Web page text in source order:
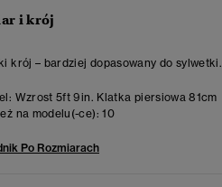
i krój
krój – bardziej dopasowany do sylwetki.
Wzrost 5ft 9in. Klatka piersiowa 81cm
na modelu(-ce): 10
Po Rozmiarach